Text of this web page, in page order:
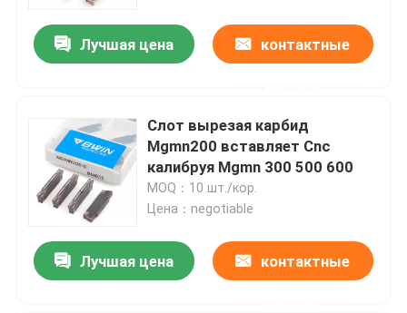
Лучшая цена контактные
Слот вырезая карбид
Mgmn200 вставляет Cnc
калибруя Mgmn 300 500 600
MOQ：10 шт./кор.
Цена：negotiable
Лучшая цена контактные